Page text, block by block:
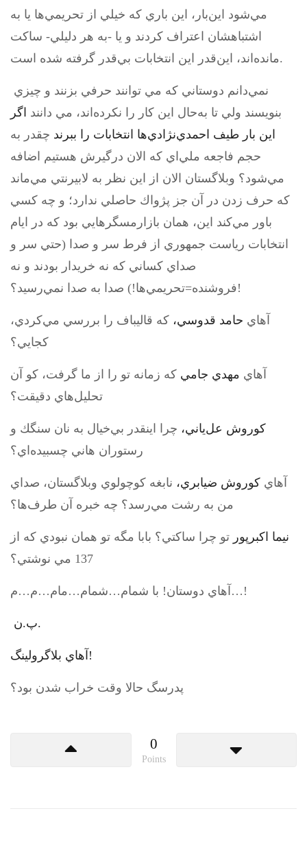
مي‌شود اين‌بار، اين باري كه خيلي از تحريمي‌ها يا به
اشتباهشان اعتراف كردند و يا -به هر دليلي- ساكت
مانده‌اند، اين‌قدر اين انتخابات بي‌قدر گرفته شده است.
بنويسند ولي تا به‌حال اين كار را نكرده‌اند، مي دانند اگر
اين بار طيف احمدي‌نژادي‌ها انتخابات را ببرند چقدر به
حجم فاجعه ملي‌اي كه الان درگيرش هستيم اضافه
مي‌شود؟ وبلاگستان الان از اين نظر به لابيرنتي مي‌ماند
كه حرف زدن در آن جز پژواك حاصلي ندارد؛ و چه كسي
باور مي‌كند اين، همان بازارمسگرهايي بود كه در ايام
انتخابات رياست جمهوري از فرط سر و صدا (حتي سر و
صداي كساني كه نه خريدار بودند و نه
فروشنده=تحريمي‌ها!) صدا به صدا نمي‌رسيد؟!
آهاي حامد قدوسي، كه قاليباف را بررسي مي‌كردي،
كجايي؟
آهاي مهدي جامي كه زمانه تو را از ما گرفت، كو آن
تحليل‌هاي دقيقت؟
كوروش عل‌ياني، چرا اينقدر بي‌خيال به نان سنگك و
رستوران هاني چسبيده‌اي؟
آهاي كوروش ضيابري، نابغه كوچولوي وبلاگستان، صداي
من به رشت مي‌رسد؟ چه خبره آن طرف‌ها؟
نيما اكبرپور تو چرا ساكتي؟ بابا مگه تو همان نبودي كه از
137 مي نوشتي؟
آهاي دوستان! با شمام…شمام…مام…م…م…!
پ.ن.
آهاي بلاگرولينگ!
پدرسگ حالا وقت خراب شدن بود؟
0
Points